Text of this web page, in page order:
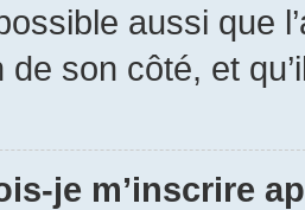
aussi que
de son côté, et
je m’inscrire